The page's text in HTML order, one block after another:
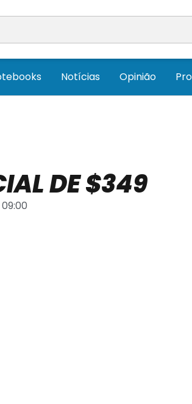
Notícias Opinião
DE $349
09:00